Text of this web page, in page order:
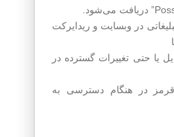
در وبسایت و ریدایرکت
یا حتی تغییرات گسترده در
در هنگام دسترسی به